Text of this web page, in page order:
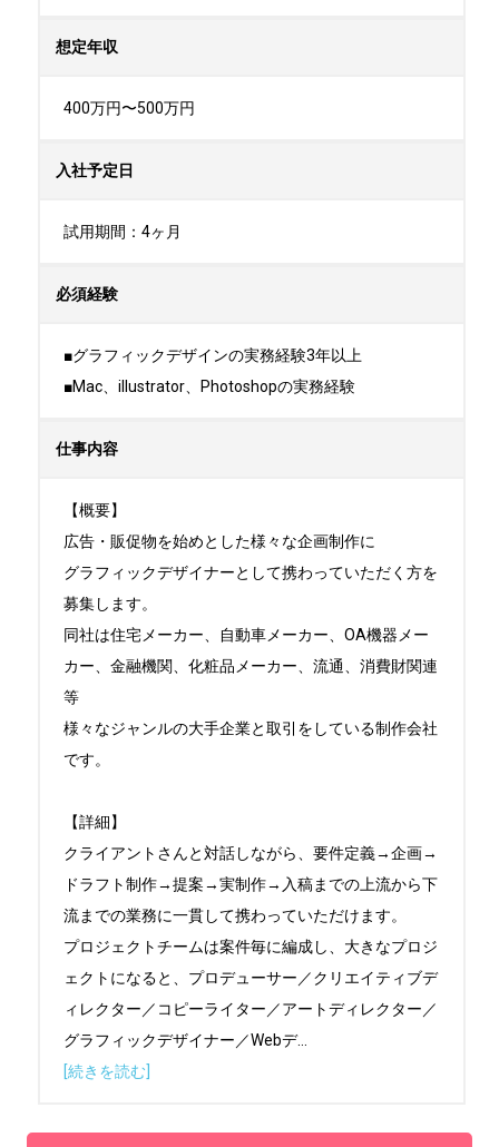
想定年収
400万円〜500万円
入社予定日
試用期間：4ヶ月
必須経験
■グラフィックデザインの実務経験3年以上
■Mac、illustrator、Photoshopの実務経験
仕事内容
【概要】
広告・販促物を始めとした様々な企画制作に
グラフィックデザイナーとして携わっていただく方を
募集します。
同社は住宅メーカー、自動車メーカー、OA機器メー
カー、金融機関、化粧品メーカー、流通、消費財関連
等
様々なジャンルの大手企業と取引をしている制作会社
です。
【詳細】
クライアントさんと対話しながら、要件定義→企画→
ドラフト制作→提案→実制作→入稿までの上流から下
流までの業務に一貫して携わっていただけます。
プロジェクトチームは案件毎に編成し、大きなプロジ
ェクトになると、プロデューサー／クリエイティブデ
ィレクター／コピーライター／アートディレクター／
グラフィックデザイナー／Webデ...
[続きを読む]